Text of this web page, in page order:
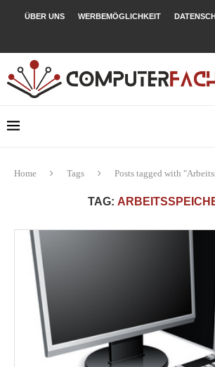
ÜBER UNS WERBEMÖGLICHKEIT
Home Tags Posts tagged with
TAG: